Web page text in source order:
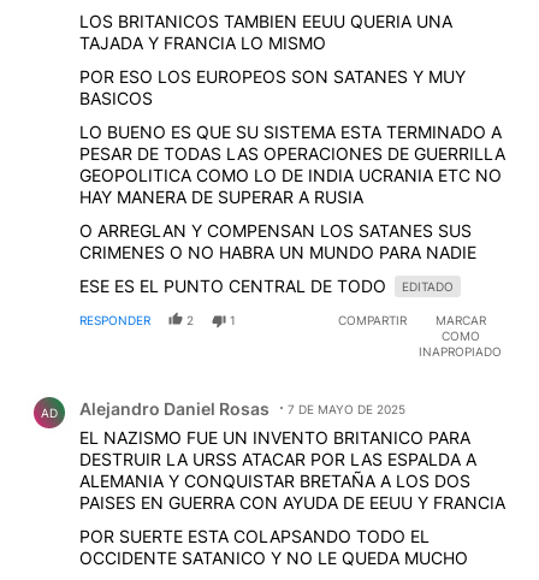
LOS BRITANICOS TAMBIEN EEUU QUERIA UNA
TAJADA Y FRANCIA LO MISMO
POR ESO LOS EUROPEOS SON SATANES Y MUY
BASICOS
LO BUENO ES QUE SU SISTEMA ESTA TERMINADO A
PESAR DE TODAS LAS OPERACIONES DE GUERRILLA
GEOPOLITICA COMO LO DE INDIA UCRANIA ETC NO
HAY MANERA DE SUPERAR A RUSIA
O ARREGLAN Y COMPENSAN LOS SATANES SUS
CRIMENES O NO HABRA UN MUNDO PARA NADIE
ESE ES EL PUNTO CENTRAL DE TODO
EDITADO
RESPONDER 2 1 COMPARTIR
MARCAR
COMO
INAPROPIADO
AD Alejandro Daniel Rosas 7 DE MAYO DE 2025
EL NAZISMO FUE UN INVENTO BRITANICO PARA
DESTRUIR LA URSS ATACAR POR LAS ESPALDA A
ALEMANIA Y CONQUISTAR BRETAÑA A LOS DOS
PAISES EN GUERRA CON AYUDA DE EEUU Y FRANCIA
POR SUERTE ESTA COLAPSANDO TODO EL
OCCIDENTE SATANICO Y NO LE QUEDA MUCHO